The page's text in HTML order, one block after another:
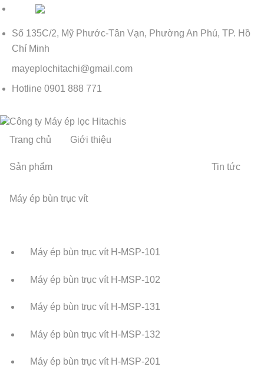
Số 135C/2, Mỹ Phước-Tân Vạn, Phường An Phú, TP. Hồ
Chí Minh
mayeplochitachi@gmail.com
Hotline 0901 888 771
Trang chủ Giới thiệu
Sản phẩm
Máy ép bùn trục vít
Máy ép bùn trục vít H-MSP-101
Máy ép bùn trục vít H-MSP-102
Máy ép bùn trục vít H-MSP-131
Máy ép bùn trục vít H-MSP-132
Máy ép bùn trục vít H-MSP-201
Tin tức